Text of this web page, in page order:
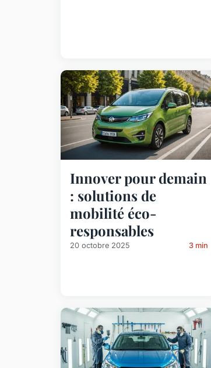
Innover pour demain
: solutions de
mobilité éco-
responsables
20 octobre 2025 3 min